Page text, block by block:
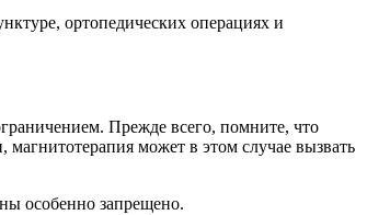
ортопедических операциях и
Прежде всего, помните, что
магнитотерапия может в этом случае вызвать
особенно запрещено.